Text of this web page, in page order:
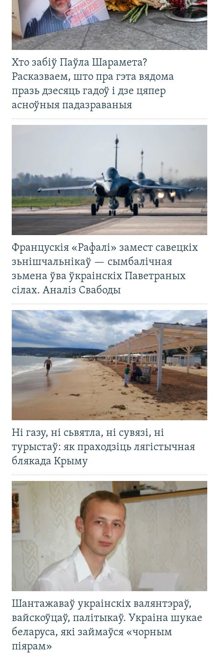
Хто забіў Паўла Шарамета?
Расказваем, што пра гэта вядома
празь дзесяць гадоў і дзе цяпер
асноўныя падазраваныя
Францускія «Рафалі» замест савецкіх
зьнішчальнікаў — сымбалічная
зьмена ўва ўкраінскіх Паветраных
сілах. Аналіз Свабоды
Ні газу, ні сьвятла, ні сувязі, ні
турыстаў: як праходзіць лягістычная
блякада Крыму
Шантажаваў украінскіх валянтэраў,
вайскоўцаў, палітыкаў. Украіна шукае
беларуса, які займаўся «чорным
піярам»